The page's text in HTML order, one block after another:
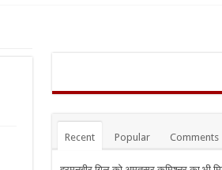
Recent Popular Comments